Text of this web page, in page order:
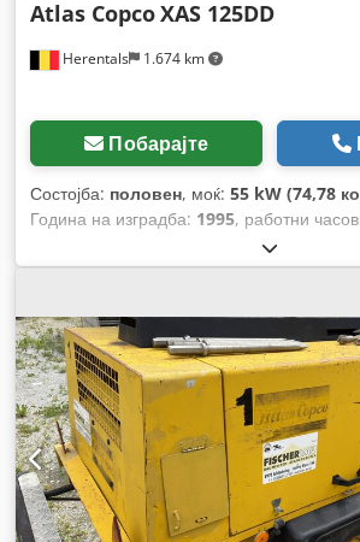
Herentals 1.674 km
Atlas CopcoXAS 125DD
Побарајте
Состојба: половен, моќ: 55 kW (74,78
Година на изградба: 1995, работни